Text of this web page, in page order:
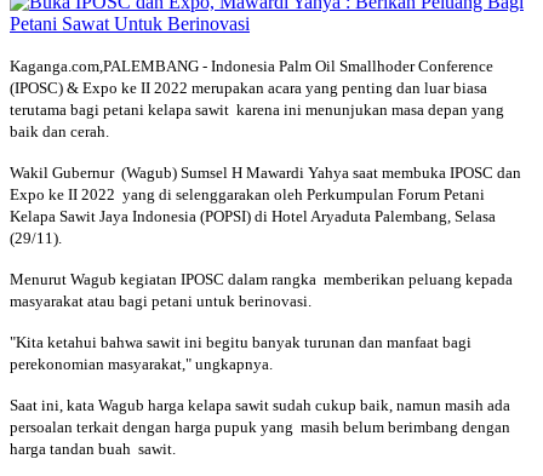
Kaganga.com,PALEMBANG - Indonesia Palm Oil Smallhoder Conference
(IPOSC) & Expo ke II 2022 merupakan acara yang penting dan luar biasa
terutama bagi petani kelapa sawit karena ini menunjukan masa depan yang
baik dan cerah.
Wakil Gubernur (Wagub) Sumsel H Mawardi Yahya saat membuka IPOSC dan
Expo ke II 2022 yang di selenggarakan oleh Perkumpulan Forum Petani
Kelapa Sawit Jaya Indonesia (POPSI) di Hotel Aryaduta Palembang, Selasa
(29/11).
Menurut Wagub kegiatan IPOSC dalam rangka memberikan peluang kepada
masyarakat atau bagi petani untuk berinovasi.
"Kita ketahui bahwa sawit ini begitu banyak turunan dan manfaat bagi
perekonomian masyarakat," ungkapnya.
Saat ini, kata Wagub harga kelapa sawit sudah cukup baik, namun masih ada
persoalan terkait dengan harga pupuk yang masih belum berimbang dengan
harga tandan buah sawit.